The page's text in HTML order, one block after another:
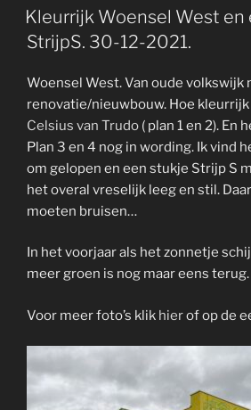
OP
Kleurrijk Woensel West en
StrijpS. 30-12-2021.
Woensel West. Van oude volkswijk
renovatie/nieuwbouw. Hoe kleurrijk
Celsius van Trudo ( plan 1 en 2). En
Plan 3 en 4 nog in wording. Ik vind
om gelopen en een stukje Strijp S
het overal vreselijk leeg en stil.
moeten bruisen…
In het voorjaar als het zonnetje
meer groen is nog maar eens terug.
Voor meer foto’s klik hierof op de